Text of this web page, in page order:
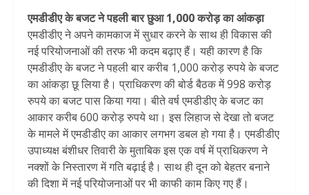
एमडीडीए के बजट ने पहली बार छुआ 1,000 करोड़ का आंकड़ा
एमडीडीए ने अपने कामकाज में सुधार करने के साथ ही विकास की
नई परियोजनाओं की तरफ भी कदम बढ़ाए हैं। यही कारण है कि
एमडीडीए के बजट ने पहली बार करीब 1,000 करोड़ रुपये के बजट
का आंकड़ा छू लिया है। प्राधिकरण की बोर्ड बैठक में 998 करोड़
रुपये का बजट पास किया गया। बीते वर्ष एमडीडीए के बजट का
आकार करीब 600 करोड़ रुपये था। इस लिहाज से देखा तो बजट
के मामले में एमडीडीए का आकार लगभग डबल हो गया है। एमडीडीए
उपाध्यक्ष बंशीधर तिवारी के मुताबिक इस एक वर्ष में प्राधिकरण ने
नक्शों के निस्तारण में गति बढ़ाई है। साथ ही दून को बेहतर बनाने
की दिशा में नई परियोजनाओं पर भी काफी काम किए गए हैं।